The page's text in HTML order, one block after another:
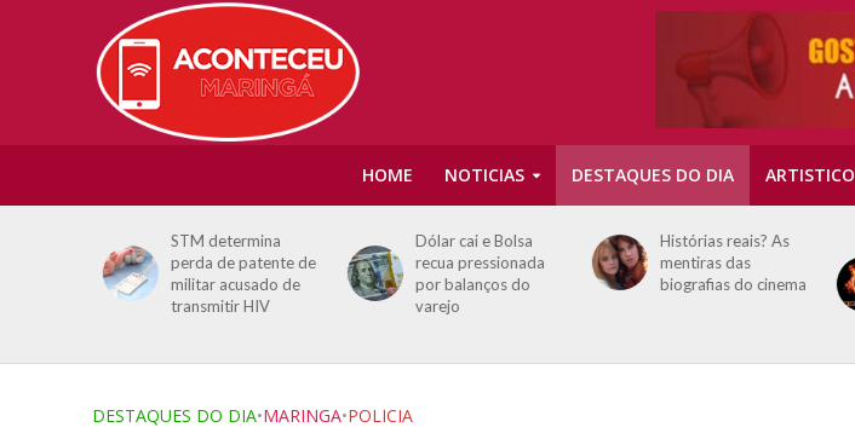
HOME NOTICIAS DESTAQUES DO DIA ARTISTICO
STM determina
perda de patente de
militar acusado de
transmitir HIV
Dólar cai e Bolsa
recua pressionada
por balanços do
varejo
Histórias reais? As
mentiras das
biografias do cinema
DESTAQUES DO DIA•MARINGA•POLICIA